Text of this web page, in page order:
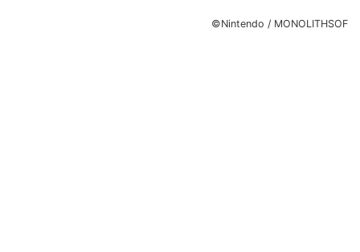
©Nintendo / MONOLITHSOF